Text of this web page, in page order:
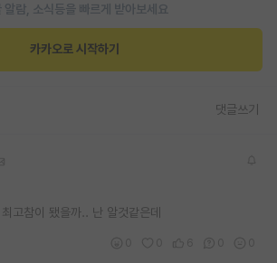
알람, 소식등을 빠르게 받아보세요
카카오로 시작하기
댓글쓰기
고참이 됐을까.. 난 알것같은데